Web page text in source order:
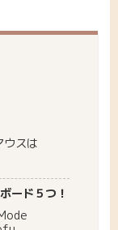
ウスは
ード５つ！